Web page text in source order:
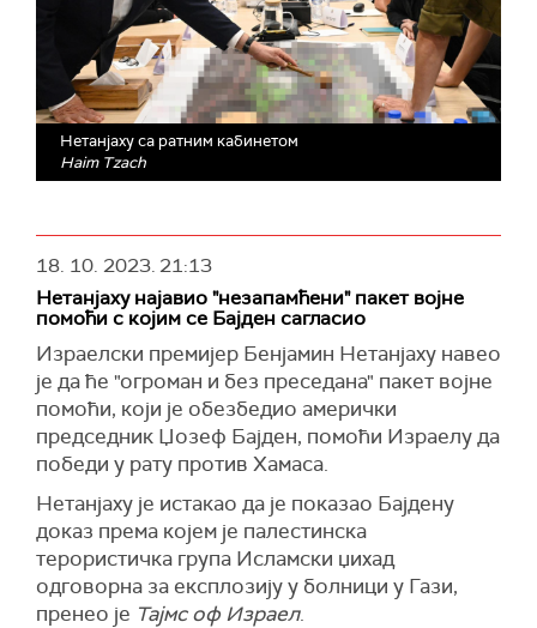
Нетанјаху са ратним кабинетом
Haim Tzach
18. 10. 2023.21:13
Нетанјаху најавио "незапамћени" пакет војне
помоћи с којим се Бајден сагласио
Израелски премијер Бенјамин Нетанјаху навео
је да ће "огроман и без преседана" пакет војне
помоћи, који је обезбедио амерички
председник Џозеф Бајден, помоћи Израелу да
победи у рату против Хамаса.
Нетанјаху је истакао да је показао Бајдену
доказ према којем је палестинска
терористичка група Исламски џихад
одговорна за експлозију у болници у Гази,
пренео је Тајмс оф Израел.